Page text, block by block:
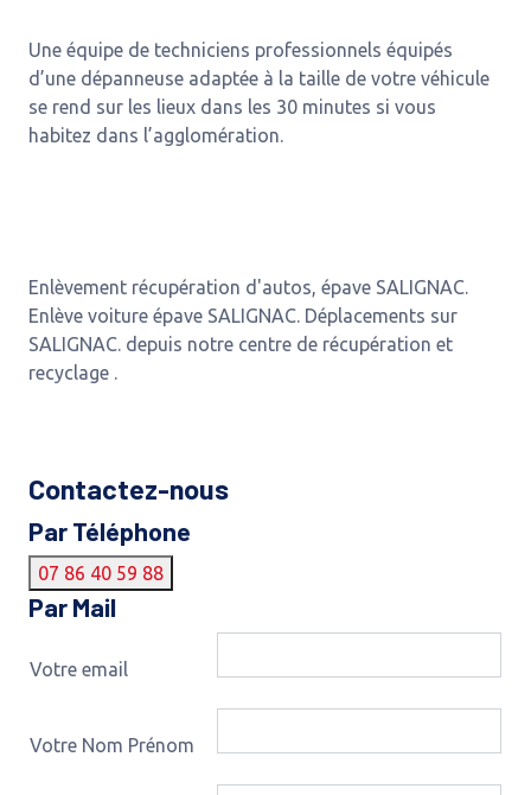
Une équipe de techniciens professionnels équipés
d’une dépanneuse adaptée à la taille de votre véhicule
se rend sur les lieux dans les 30 minutes si vous
habitez dans l’agglomération.
Enlèvement récupération d'autos, épave SALIGNAC.
Enlève voiture épave SALIGNAC. Déplacements sur
SALIGNAC. depuis notre centre de récupération et
recyclage .
Contactez-nous
Par Téléphone
07 86 40 59 88
Par Mail
Votre email
Votre Nom Prénom